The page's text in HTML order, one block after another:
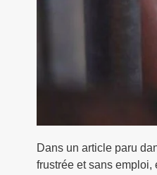
Dans un article paru
frustrée et sans emploi,